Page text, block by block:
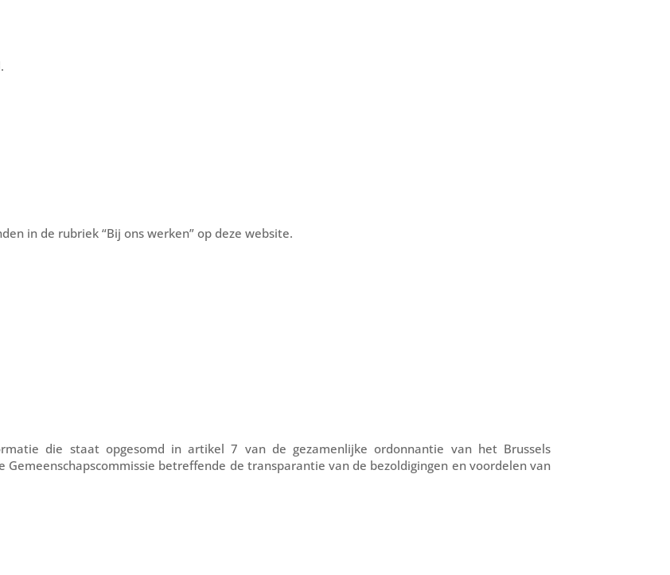
in de rubriek “Bij ons werken” op deze website.
die staat opgesomd in artikel 7 van de gezamenlijke ordonnantie van het Brussels
Gemeenschapscommissie betreffende de transparantie van de bezoldigingen en voordelen van